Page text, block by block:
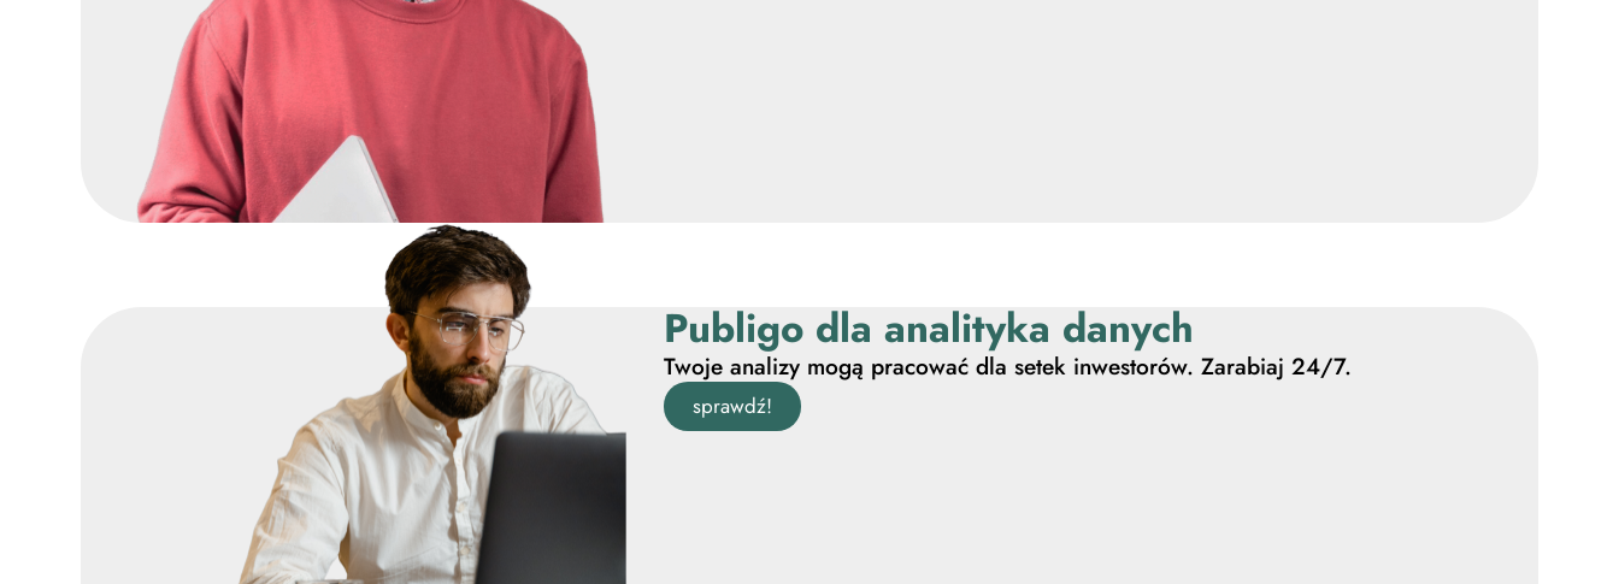
Publigo dla analityka danych
Twoje analizy mogą pracować dla setek inwestorów. Zarabiaj 24/7.
sprawdź!